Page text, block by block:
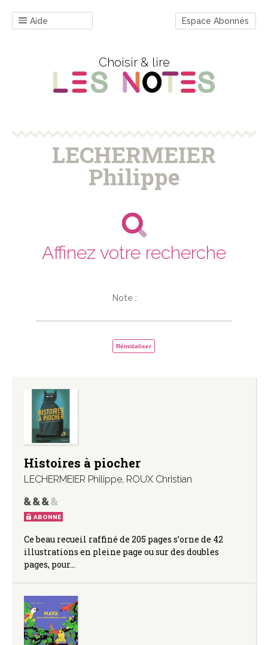
Aide Espace Abonnés
Choisir & lire
LECHERMEIER
Philippe
Affinez votre recherche
Note :
Réinitialiser
Histoires à piocher
LECHERMEIER Philippe, ROUX Christian
ABONNÉ
Ce beau recueil raffiné de 205 pages s’orne de 42
illustrations en pleine page ou sur des doubles
pages, pour…